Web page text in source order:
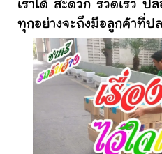
เราได้ สะดวก รวดเร็ว ป
ทุกอย่างจะถึงมือลูกค้าที่ป